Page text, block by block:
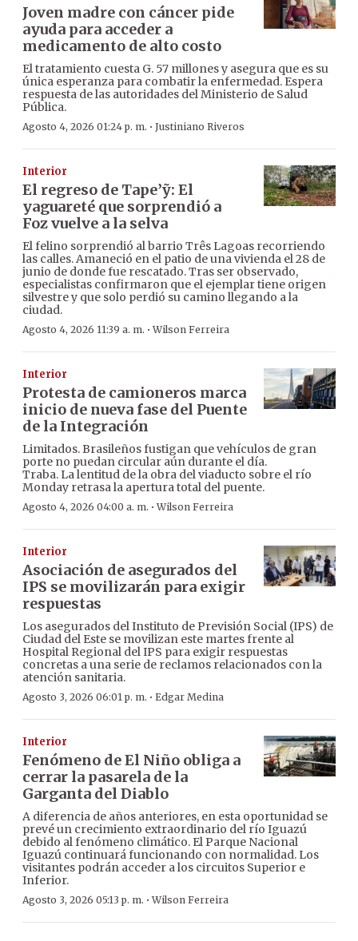
Joven madre con cáncer pide
ayuda para acceder a
medicamento de alto costo
El tratamiento cuesta G. 57 millones y asegura que es su
única esperanza para combatir la enfermedad. Espera
respuesta de las autoridades del Ministerio de Salud
Pública.
Agosto 4, 2026 01:24 p. m. · Justiniano Riveros
Interior
El regreso de Tape’ỹ: El
yaguareté que sorprendió a
Foz vuelve a la selva
El felino sorprendió al barrio Três Lagoas recorriendo
las calles. Amaneció en el patio de una vivienda el 28 de
junio de donde fue rescatado. Tras ser observado,
especialistas confirmaron que el ejemplar tiene origen
silvestre y que solo perdió su camino llegando a la
ciudad.
Agosto 4, 2026 11:39 a. m. ·Wilson Ferreira
Interior
Protesta de camioneros marca
inicio de nueva fase del Puente
de la Integración
Limitados. Brasileños fustigan que vehículos de gran
porte no puedan circular aún durante el día.
Traba. La lentitud de la obra del viaducto sobre el río
Monday retrasa la apertura total del puente.
Agosto 4, 2026 04:00 a. m. ·Wilson Ferreira
Interior
Asociación de asegurados del
IPS se movilizarán para exigir
respuestas
Los asegurados del Instituto de Previsión Social (IPS) de
Ciudad del Este se movilizan este martes frente al
Hospital Regional del IPS para exigir respuestas
concretas a una serie de reclamos relacionados con la
atención sanitaria.
Agosto 3, 2026 06:01 p. m. · Edgar Medina
Interior
Fenómeno de El Niño obliga a
cerrar la pasarela de la
Garganta del Diablo
A diferencia de años anteriores, en esta oportunidad se
prevé un crecimiento extraordinario del río Iguazú
debido al fenómeno climático. El Parque Nacional
Iguazú continuará funcionando con normalidad. Los
visitantes podrán acceder a los circuitos Superior e
Inferior.
Agosto 3, 2026 05:13 p. m. ·Wilson Ferreira